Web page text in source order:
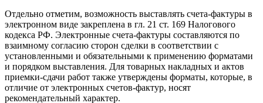
Отдельно отметим, возможность выставлять счета-фактуры в
электронном виде закреплена в гл. 21 ст. 169 Налогового
кодекса РФ. Электронные счета-фактуры составляются по
взаимному согласию сторон сделки в соответствии с
установленными и обязательными к применению форматами
и порядком выставления. Для товарных накладных и актов
приемки-сдачи работ также утверждены форматы, которые, в
отличие от электронных счетов-фактур, носят
рекомендательный характер.